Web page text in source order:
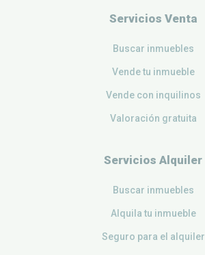
Servicios Venta
Buscar inmuebles
Vende tu inmueble
Vende con inquilinos
Valoración gratuita
Servicios Alquiler
Buscar inmuebles
Alquila tu inmueble
Seguro para el alquiler